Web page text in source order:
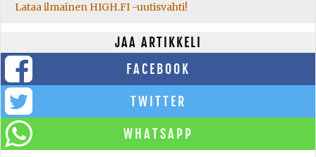
Lataa ilmainen HIGH.FI -uutisvahti!
JAA ARTIKKELI
FACEBOOK
TWITTER
WHATSAPP